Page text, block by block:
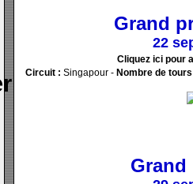
Grand
22
Cliquez ici pour
Circuit : Singapour - Nombre de
Grand